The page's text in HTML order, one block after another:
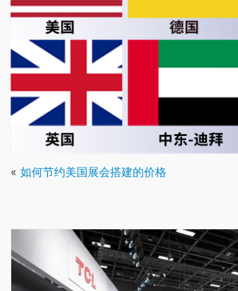
« 如何节约美国展会搭建的价格